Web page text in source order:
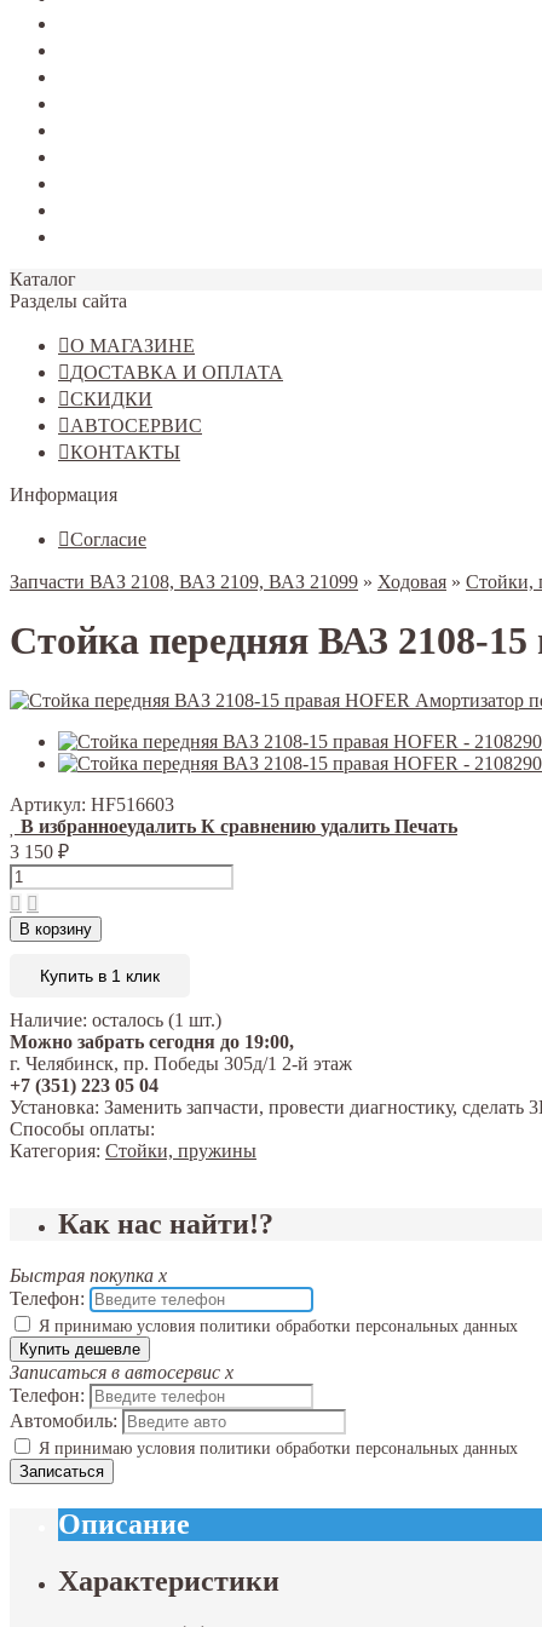
Каталог
Разделы сайта
О МАГАЗИНЕ
ДОСТАВКА И ОПЛАТА
СКИДКИ
АВТОСЕРВИС
КОНТАКТЫ
Информация
Согласие
Запчасти ВАЗ 2108, ВАЗ 2109, ВАЗ 21099 » Ходовая » Стойки,
Стойка передняя ВАЗ 2108-
Артикул: HF516603
В избранноеудалить К сравнению удалить Печать
3 150 ₽
В корзину
Купить в 1 клик
Наличие: осталось (1 шт.)
Можно забрать сегодня до 19:00,
г. Челябинск, пр. Победы 305д/1 2-й этаж
+7 (351) 223 05 04
Установка: Заменить запчасти, провести диагностику,
Способы оплаты:
Категория: Стойки, пружины
Как нас найти!?
Быстрая покупка x
Телефон:
Я принимаю условия политики обработки персональных данных
Купить дешевле
Записаться в автосервис x
Телефон:
Автомобиль:
Я принимаю условия политики обработки персональных данных
Записаться
Описание
Характеристики